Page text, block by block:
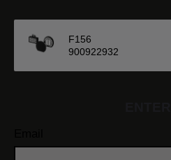
F156
900922932